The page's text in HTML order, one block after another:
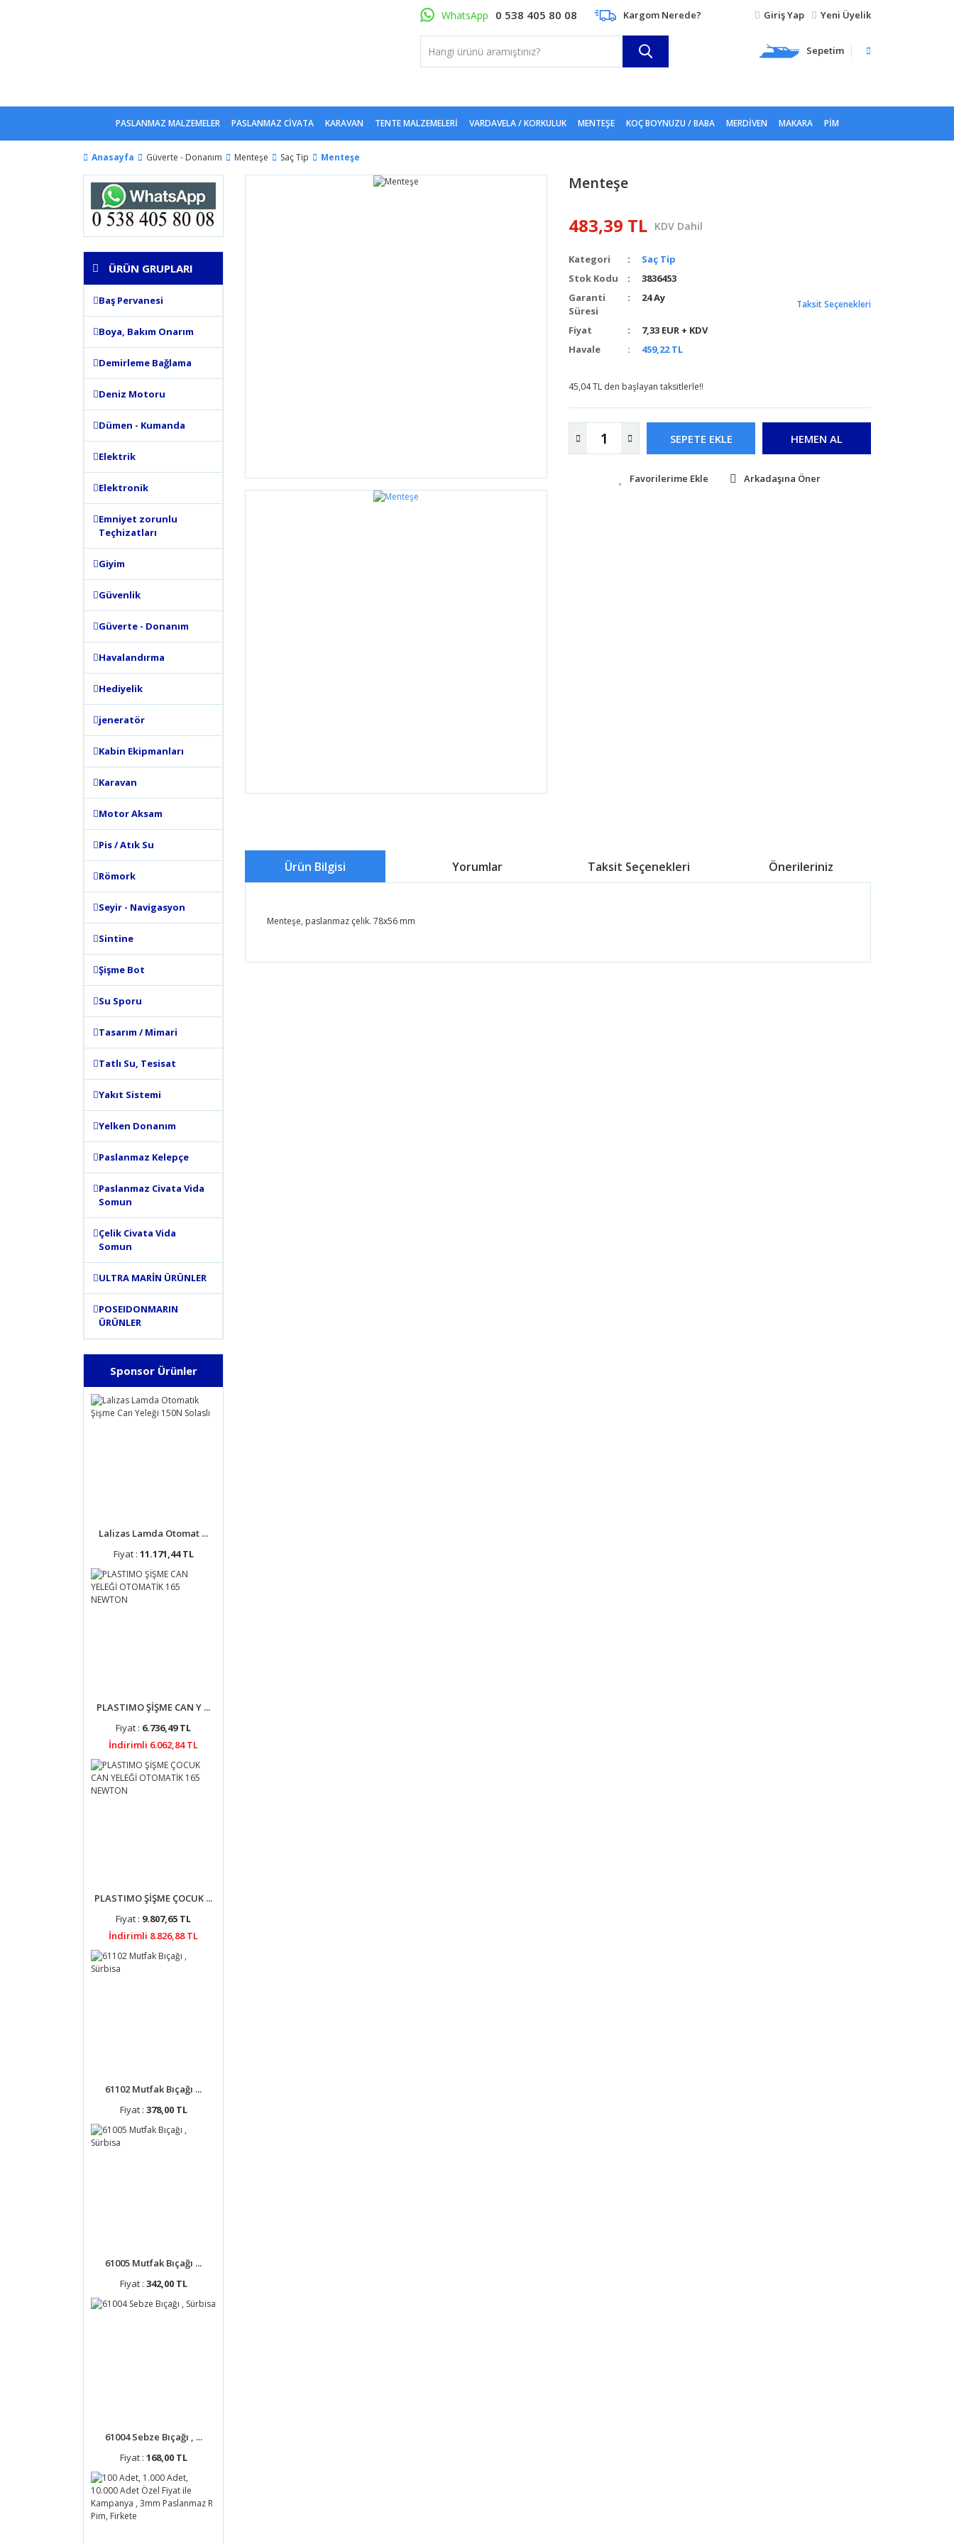
WhatsApp 0 538 405 80 08 Kargom Nerede? Giriş Yap Yeni Üyelik
Sepetim
PASLANMAZ MALZEMELER PASLANMAZ CİVATA KARAVAN TENTE MALZEMELERI VARDAVELA / KORKULUK MENTEŞE KOÇ BOYNUZU / BABA MERDIVEN MAKARA PIM
Anasayfa Güverte - Donanım Menteşe Saç Tip Menteşe
ÜRÜN GRUPLARI
Baş Pervanesi
Boya, Bakım Onarım
Demirleme Bağlama
Deniz Motoru
Dümen - Kumanda
Elektrik
Elektronik
Emniyet zorunlu
Teçhizatları
Giyim
Güvenlik
Güverte - Donanım
Havalandırma
Hediyelik
jeneratör
Kabin Ekipmanları
Karavan
Motor Aksam
Pis / Atık Su
Römork
Seyir - Navigasyon
Sintine
Şişme Bot
Su Sporu
Tasarım / Mimari
Tatlı Su, Tesisat
Yakıt Sistemi
Yelken Donanım
Paslanmaz Kelepçe
Paslanmaz Civata Vida
Somun
Çelik Civata Vida
Somun
ULTRA MARİN ÜRÜNLER
POSEIDONMARIN
ÜRÜNLER
Sponsor Ürünler
Lalizas Lamda Otomat ...
Fiyat : 11.171,44 TL
PLASTIMO ŞİŞME CAN Y ...
Fiyat : 6.736,49 TL
İndirimli 6.062,84 TL
PLASTIMO ŞİŞME ÇOCUK ...
Fiyat : 9.807,65 TL
İndirimli 8.826,88 TL
61102 Mutfak Bıçağı ...
Fiyat : 378,00 TL
61005 Mutfak Bıçağı ...
Fiyat : 342,00 TL
61004 Sebze Bıçağı , ...
Fiyat : 168,00 TL
Menteşe
483,39 TL KDV Dahil
Kategori
Saç Tip
Stok Kodu
3836453
Garanti
Süresi
24 Ay
Fiyat
7,33 EUR + KDV
Havale
459,22 TL
Taksit Seçenekleri
45,04 TL den başlayan taksitlerle!!
SEPETE EKLE HEMEN AL
Arkadaşına Öner
Ürün Bilgisi Yorumlar Taksit Seçenekleri Önerileriniz
Menteşe, paslanmaz çelik. 78x56 mm